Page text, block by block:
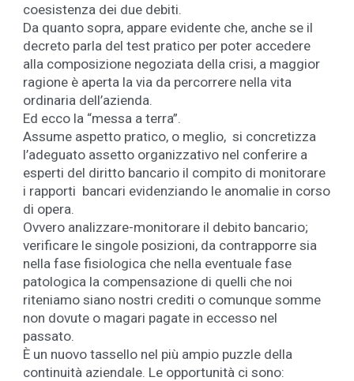
coesistenza dei due debiti.
Da quanto sopra, appare evidente che, anche se il
decreto parla del test pratico per poter accedere
alla composizione negoziata della crisi, a maggior
ragione è aperta la via da percorrere nella vita
ordinaria dell’azienda.
Ed ecco la “messa a terra”.
Assume aspetto pratico, o meglio, si concretizza
l’adeguato assetto organizzativo nel conferire a
esperti del diritto bancario il compito di monitorare
i rapporti bancari evidenziando le anomalie in corso
di opera.
Ovvero analizzare-monitorare il debito bancario;
verificare le singole posizioni, da contrapporre sia
nella fase fisiologica che nella eventuale fase
patologica la compensazione di quelli che noi
riteniamo siano nostri crediti o comunque somme
non dovute o magari pagate in eccesso nel
passato.
È un nuovo tassello nel più ampio puzzle della
continuità aziendale. Le opportunità ci sono: